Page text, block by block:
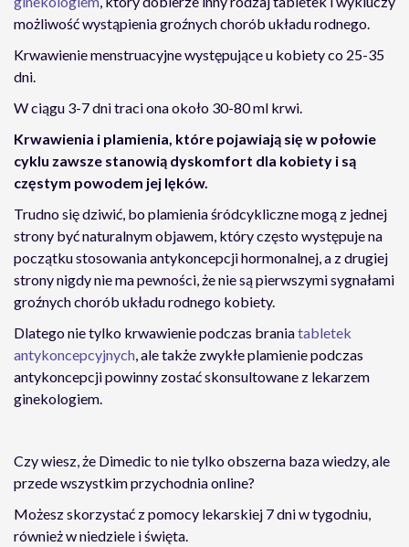
możliwość wystąpienia groźnych chorób układu rodnego.
Krwawienie menstruacyjne występujące u kobiety co 25-35
dni.
W ciągu 3-7 dni traci ona około 30-80 ml krwi.
Krwawienia i plamienia, które pojawiają się w połowie
cyklu zawsze stanowią dyskomfort dla kobiety i są
częstym powodem jej lęków.
Trudno się dziwić, bo plamienia śródcykliczne mogą z jednej
strony być naturalnym objawem, który często występuje na
początku stosowania antykoncepcji hormonalnej, a z drugiej
strony nigdy nie ma pewności, że nie są pierwszymi sygnałami
groźnych chorób układu rodnego kobiety.
Dlatego nie tylko krwawienie podczas braniatabletek
antykoncepcyjnych, ale także zwykłe plamienie podczas
antykoncepcji powinny zostać skonsultowane z lekarzem
ginekologiem.
Czy wiesz, że Dimedic to nie tylko obszerna baza wiedzy, ale
przede wszystkim przychodnia online?
Możesz skorzystać z pomocy lekarskiej 7 dni w tygodniu,
również w niedziele i święta.